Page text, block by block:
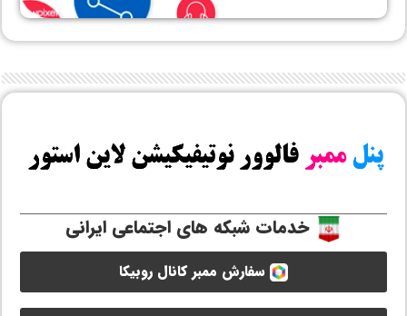
خدمات شبکه های اجتماعی ایرانی
سفارش ممبر کانال روبیکا